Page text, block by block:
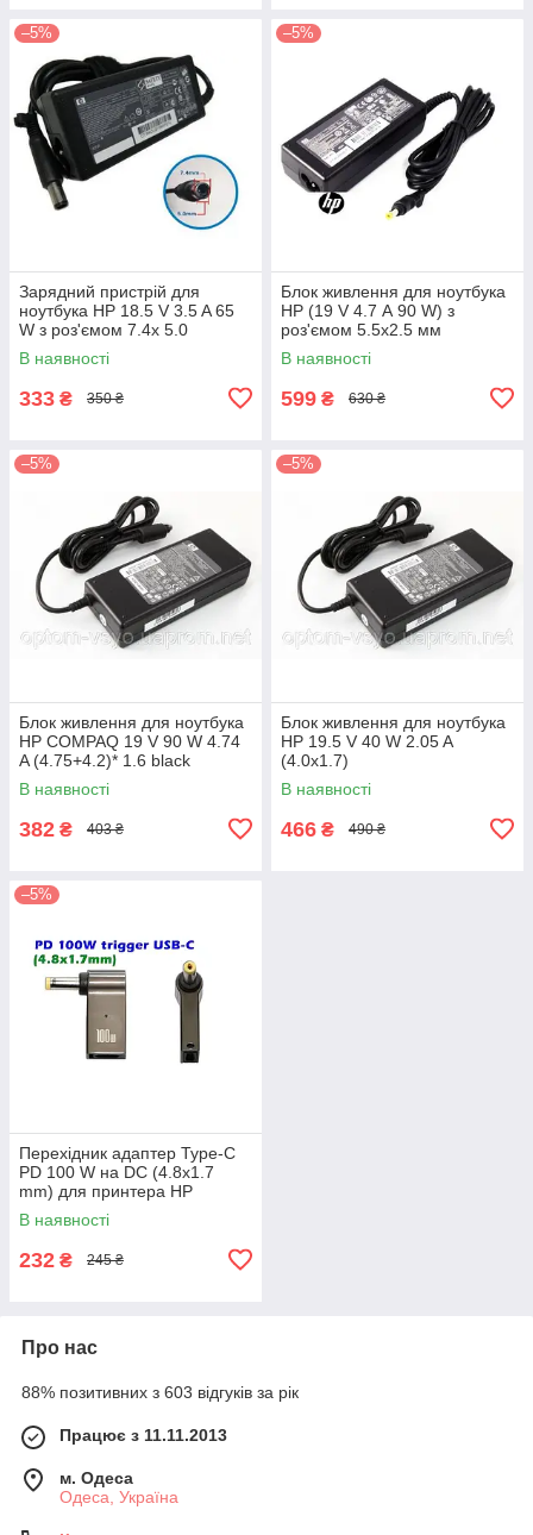
–5%
Зарядний пристрій для
ноутбука HP 18.5 V 3.5 A 65
W з роз'ємом 7.4х 5.0
В наявності
333 ₴ 350 ₴
–5%
Блок живлення для ноутбука
HP (19 V 4.7 А 90 W) з
роз'ємом 5.5х2.5 мм
В наявності
599 ₴ 630 ₴
–5%
Блок живлення для ноутбука
HP COMPAQ 19 V 90 W 4.74
A (4.75+4.2)* 1.6 black
subwarhead
В наявності
382 ₴ 403 ₴
–5%
Блок живлення для ноутбука
HP 19.5 V 40 W 2.05 A
(4.0x1.7)
В наявності
466 ₴ 490 ₴
–5%
Перехідник адаптер Type-C
PD 100 W на DC (4.8x1.7
mm) для принтера HP
DeskJet
В наявності
232 ₴ 245 ₴
Про нас
88% позитивних з 603 відгуків за рік
Працює з 11.11.2013
м. Одеса
Одеса, Україна